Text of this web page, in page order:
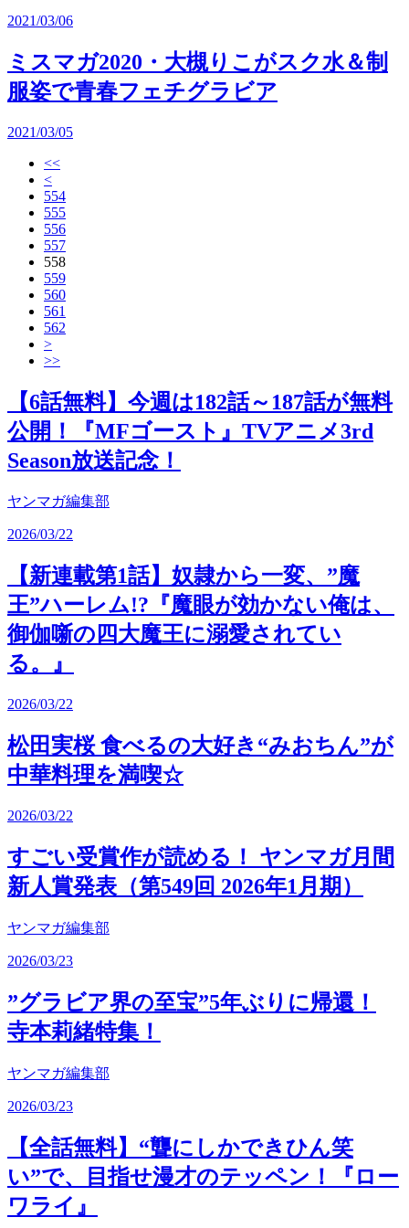
2021/03/06
ミスマガ2020・大槻りこがスク水＆制
服姿で青春フェチグラビア
2021/03/05
<<
<
554
555
556
557
558
559
560
561
562
>
>>
【6話無料】今週は182話～187話が無料
公開！『MFゴースト』TVアニメ3rd
Season放送記念！
ヤンマガ編集部
2026/03/22
【新連載第1話】奴隷から一変、”魔
王”ハーレム!?『魔眼が効かない俺は、
御伽噺の四大魔王に溺愛されてい
る。』
2026/03/22
松田実桜 食べるの大好き“みおちん”が
中華料理を満喫☆
2026/03/22
すごい受賞作が読める！ ヤンマガ月間
新人賞発表（第549回 2026年1月期）
ヤンマガ編集部
2026/03/23
”グラビア界の至宝”5年ぶりに帰還！
寺本莉緒特集！
ヤンマガ編集部
2026/03/23
【全話無料】“聾にしかできひん笑
い”で、目指せ漫才のテッペン！『ロー
ワライ』